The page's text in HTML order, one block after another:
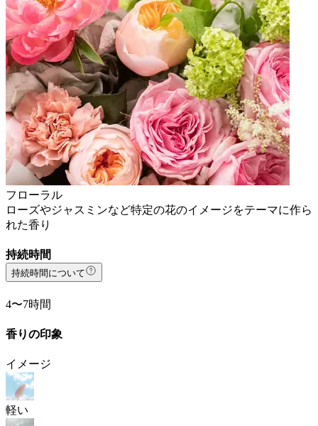
フローラル
ローズやジャスミンなど特定の花のイメージをテーマに作ら
れた香り
持続時間
持続時間について
4〜7時間
香りの印象
イメージ
軽い